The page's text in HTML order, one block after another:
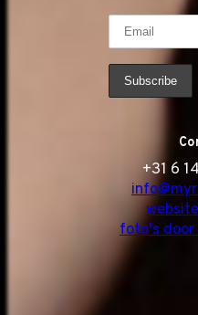
‭+31 6
foto's door